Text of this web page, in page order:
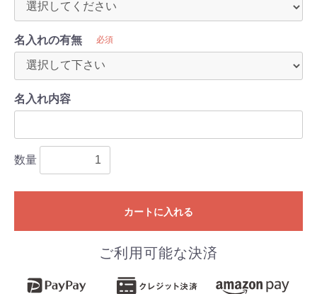
名入れの有無 必須
名入れ内容
数量
カートに入れる
ご利用可能な決済